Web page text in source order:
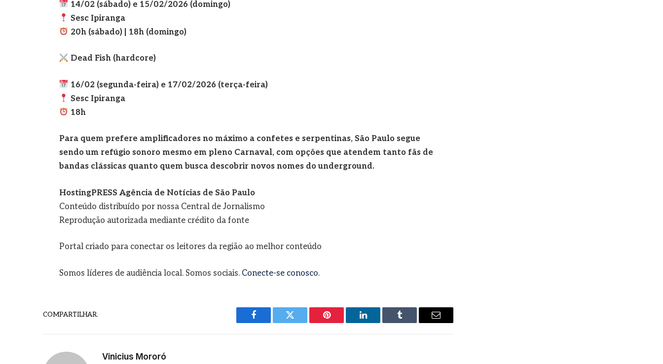
14/02 (sábado) e 15/02/2026 (domingo)
Sesc Ipiranga
20h (sábado) | 18h (domingo)
Dead Fish (hardcore)
16/02 (segunda-feira) e 17/02/2026 (terça-feira)
Sesc Ipiranga
18h
Para quem prefere amplificadores no máximo a confetes e serpentinas, São Paulo segue
sendo um refúgio sonoro mesmo em pleno Carnaval, com opções que atendem tanto fãs de
bandas clássicas quanto quem busca descobrir novos nomes do underground.
HostingPRESS Agência de Notícias de São Paulo
Conteúdo distribuído por nossa Central de Jornalismo
Reprodução autorizada mediante crédito da fonte
Portal criado para conectar os leitores da região ao melhor conteúdo
Somos líderes de audiência local. Somos sociais. Conecte-se conosco.
COMPARTILHAR.
Facebook Twitter Pinterest LinkedIn Tumblr
E-
Vinicius Mororó